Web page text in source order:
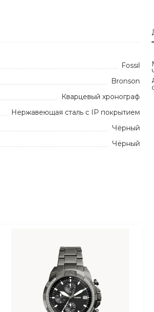
Fossil
Bronson
Кварцевый хронограф
Нержавеющая сталь с IP покрытием
Чёрный
Чёрный